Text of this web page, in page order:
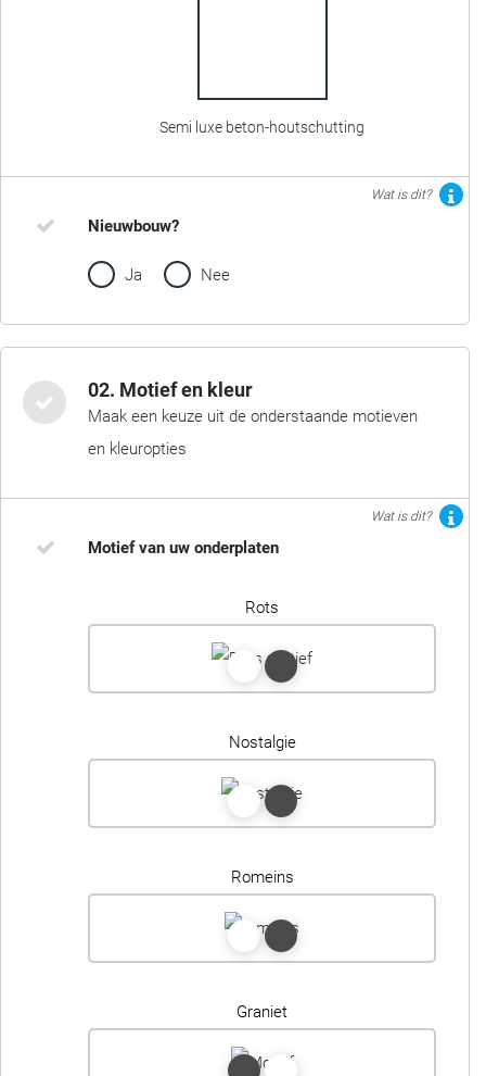
Semi luxe beton-houtschutting
Wat is dit?
Nieuwbouw?
Ja Nee
02. Motief en kleur
Maak een keuze uit de onderstaande motieven
en kleuropties
Wat is dit?
Motief van uw onderplaten
Rots
Nostalgie
Romeins
Graniet